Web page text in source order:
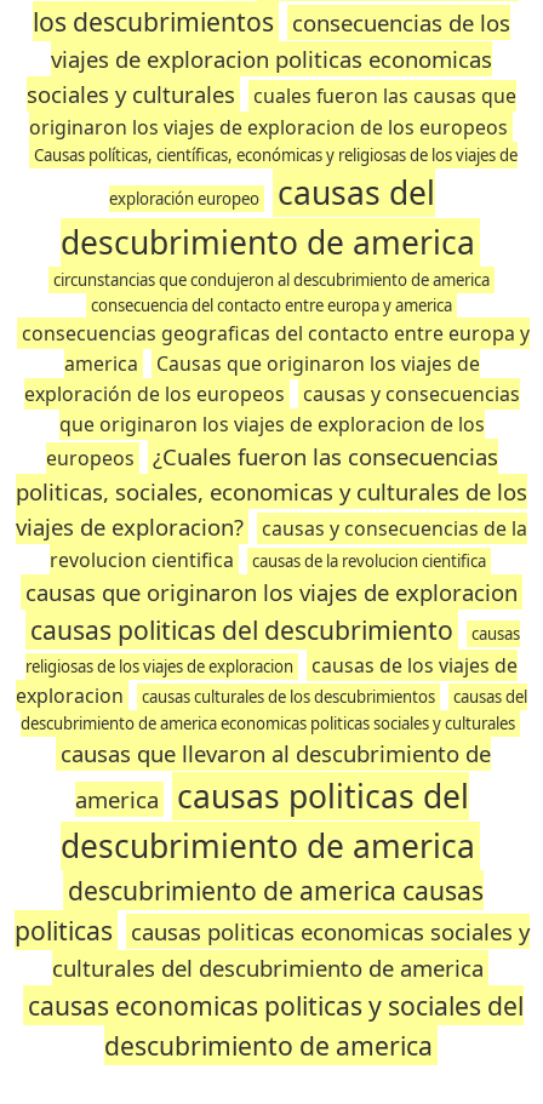
los descubrimientos
consecuencias de los
viajes de exploracion politicas economicas
sociales y culturales
cuales fueron las causas que
originaron los viajes de exploracion de los europeos
Causas políticas, científicas, económicas y religiosas de los viajes de
exploración europeo
causas del
descubrimiento de america
circunstancias que condujeron al descubrimiento de america
consecuencia del contacto entre europa y america
consecuencias geograficas del contacto entre europa y
america
Causas que originaron los viajes de
exploración de los europeos
causas y consecuencias
que originaron los viajes de exploracion de los
europeos
¿Cuales fueron las consecuencias
politicas, sociales, economicas y culturales de los
viajes de exploracion?
causas y consecuencias de la
revolucion cientifica
causas de la revolucion cientifica
causas que originaron los viajes de exploracion
causas politicas del descubrimiento
causas
religiosas de los viajes de exploracion
causas de los viajes de
exploracion
causas culturales de los descubrimientos
causas del
descubrimiento de america economicas politicas sociales y culturales
causas que llevaron al descubrimiento de
america
causas politicas del
descubrimiento de america
descubrimiento de america causas
politicas
causas politicas economicas sociales y
culturales del descubrimiento de america
causas economicas politicas y sociales del
descubrimiento de america